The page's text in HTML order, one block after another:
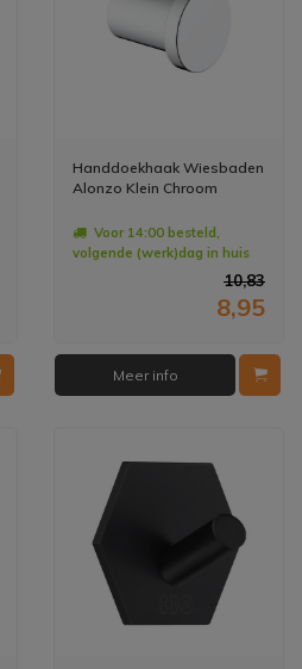
Handdoekhaak Wiesbaden
Alonzo Klein Chroom
Voor 14:00 besteld,
volgende (werk)dag in huis
10,83
8,95
Meer info